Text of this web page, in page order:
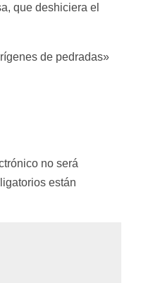
que deshiciera el
de pedradas»
no será
están